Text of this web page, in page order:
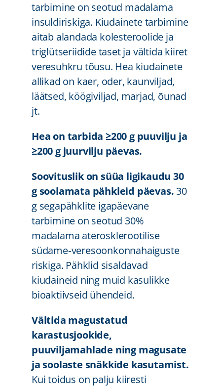
tarbimine on seotud madalama
insuldiriskiga. Kiudainete tarbimine
aitab alandada kolesteroolide ja
triglütseriidide taset ja vältida kiiret
veresuhkru tõusu. Hea kiudainete
allikad on kaer, oder, kaunviljad,
läätsed, köögiviljad, marjad, õunad
jt.
Hea on tarbida ≥200 g puuvilju ja
≥200 g juurvilju päevas.
Soovituslik on süüa ligikaudu 30
g soolamata pähkleid päevas.30
g segapähklite igapäevane
tarbimine on seotud 30%
madalama aterosklerootilise
südame‑veresoonkonnahaiguste
riskiga. Pähklid sisaldavad
kiudaineid ning muid kasulikke
bioaktiivseid ühendeid.
Vältida magustatud
karastusjookide,
puuviljamahlade ning magusate
ja soolaste snäkkide kasutamist.
Kui toidus on palju kiiresti